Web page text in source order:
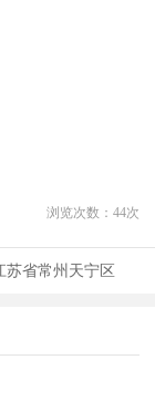
浏览次数： 44次
苏省常州天宁区